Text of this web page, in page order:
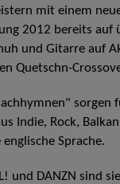
mit einem
2012 bereits auf
und Gitarre auf
Quetschn-
Indie, Rock,
Sprache.
und DANZN sind